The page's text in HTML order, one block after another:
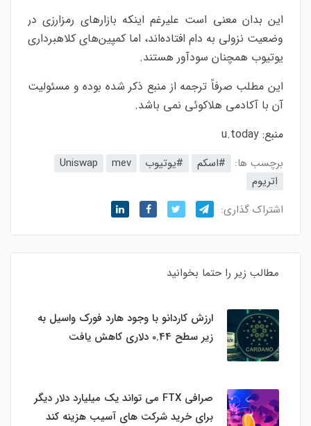
این بدان معنی است علیرغم اینکه بازارهای رمزارزی در
وضعیت نزولی به دام افتاده‌اند، اما کمپین‌های کلاهبرداری
یوتیوب همچنان سودآور هستند.
این مطلب صرفاً ترجمه از منبع ذکر شده بوده و مسئولیت
آن با آکادمی هلاکوئی نمی باشد.
منبع: u.today
برچسب ها: #اسکم #یوتیوب mev
Uniswap
اتریوم
اشتراک گذاری:
مطالب زیر را حتما بخوانید
ارزش کاردانو با وجود هارد فورک واسیل به
زیر سطح 0.44 دلاری کاهش یافت
صرافی FTX می تواند یک میلیارد دلار دیگر
برای خرید شرکت های آسیب هزینه کند